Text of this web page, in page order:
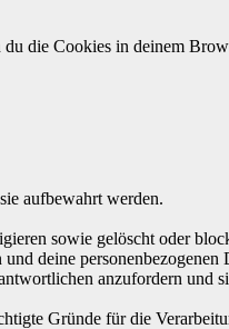
die Cook­ies in deinem
auf­be­wahrt wer­den.
sowie gelöscht oder
deine per­so­n­en­be­zo­ge­nen
anzu­fordern und
Gründe für die